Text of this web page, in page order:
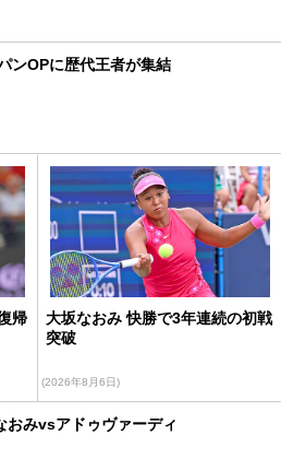
ンOPに歴代王者が集結
帰
大坂なおみ 快勝で3年連続の初戦
突破
(2026年8月6日)
おみvsアドゥヴァーディ